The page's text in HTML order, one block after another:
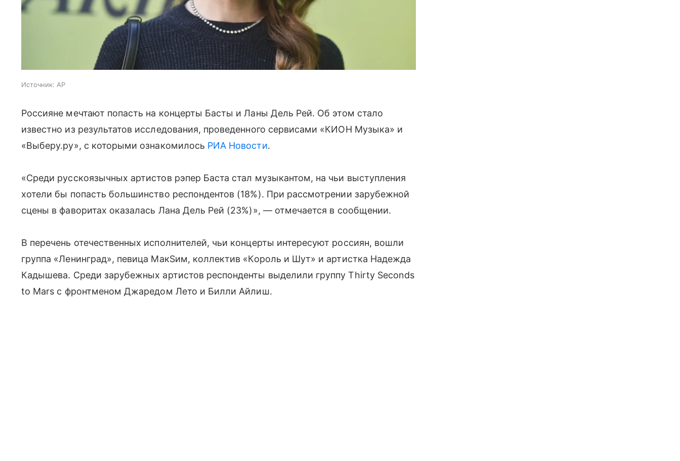
Источник: AP
Россияне мечтают попасть на концерты Басты и Ланы Дель Рей. Об этом стало
известно из результатов исследования, проведенного сервисами «КИОН Музыка» и
«Выберу.ру», с которыми ознакомилось РИА Новости.
«Среди русскоязычных артистов рэпер Баста стал музыкантом, на чьи выступления
хотели бы попасть большинство респондентов (18%). При рассмотрении зарубежной
сцены в фаворитах оказалась Лана Дель Рей (23%)», — отмечается в сообщении.
В перечень отечественных исполнителей, чьи концерты интересуют россиян, вошли
группа «Ленинград», певица МакSим, коллектив «Король и Шут» и артистка Надежда
Кадышева. Среди зарубежных артистов респонденты выделили группу Thirty Seconds
to Mars с фронтменом Джаредом Лето и Билли Айлиш.